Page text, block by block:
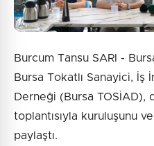
Burcum Tansu SARI -
Bursa Tokatlı Sanayici, İş
Derneği (Bursa TOSİAD),
toplantısıyla kuruluşunu
paylaştı.